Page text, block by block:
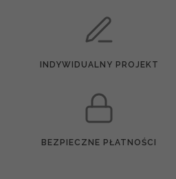
INDYWIDUALNY PROJEKT
BEZPIECZNE PŁATNOŚCI